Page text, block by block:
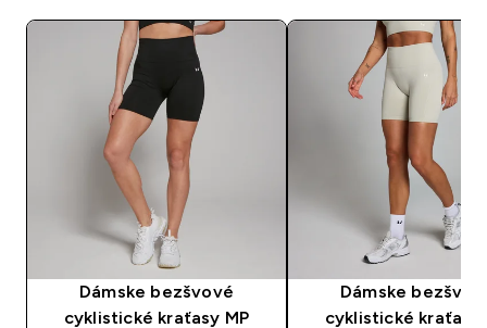
Dámske bezšvové
cyklistické kraťasy MP
Dámske
cyklistické kraťasy